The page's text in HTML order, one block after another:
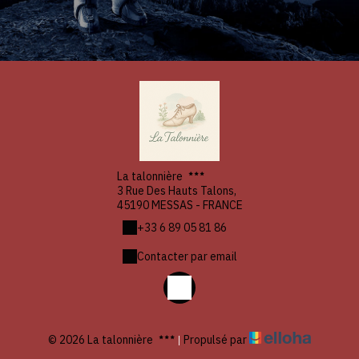
La talonnière
3 Rue Des Hauts Talons,
45190 MESSAS - FRANCE
+33 6 89 05 81 86
Contacter par email
© 2026 La talonnière | Propulsé par